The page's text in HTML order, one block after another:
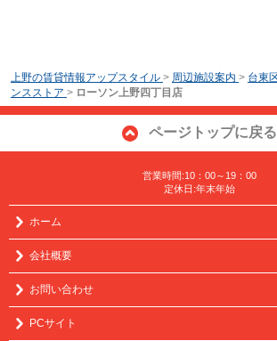
上野の賃貸情報アップスタイル > 周辺施設案内 > 台東
ンスストア > ローソン上野四丁目店
ページトップに戻る
営業時間:10：00～19：00
定休日:年末年始
ホーム
会社概要
お問い合わせ
PCサイト